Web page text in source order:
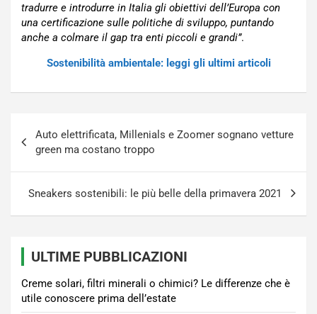
tradurre e introdurre in Italia gli obiettivi dell’Europa con
una certificazione sulle politiche di sviluppo, puntando
anche a colmare il gap tra enti piccoli e grandi”.
Sostenibilità ambientale: leggi gli ultimi articoli
articoli
Auto elettrificata, Millenials e Zoomer sognano vetture
green ma costano troppo
Sneakers sostenibili: le più belle della primavera 2021
ULTIME PUBBLICAZIONI
Creme solari, filtri minerali o chimici? Le differenze che è
utile conoscere prima dell’estate